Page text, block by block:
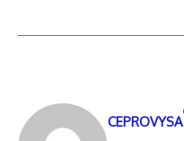
CEPROVYSA